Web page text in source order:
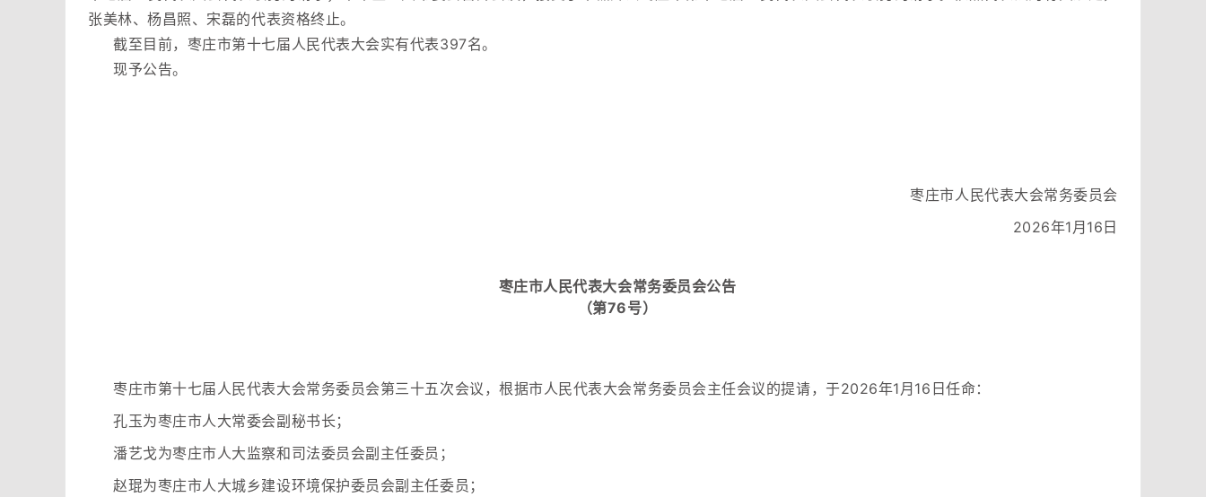
张美林、杨昌照、宋磊的代表资格终止。
截至目前，枣庄市第十七届人民代表大会实有代表397名。
现予公告。
枣庄市人民代表大会常务委员会
2026年1月16日
枣庄市人民代表大会常务委员会公告
（第76号）
枣庄市第十七届人民代表大会常务委员会第三十五次会议，根据市人民代表大会常务委员会主任会议的提请，于2026年1月16日任命：
孔玉为枣庄市人大常委会副秘书长；
潘艺戈为枣庄市人大监察和司法委员会副主任委员；
赵琨为枣庄市人大城乡建设环境保护委员会副主任委员；